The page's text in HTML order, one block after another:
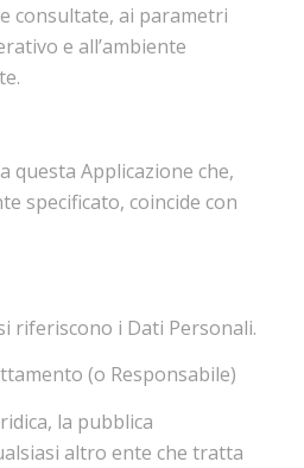
consultate, ai parametri
e all’ambiente
questa Applicazione che,
specificato, coincide con
riferiscono i Dati Personali.
(o Responsabile)
la pubblica
altro ente che tratta